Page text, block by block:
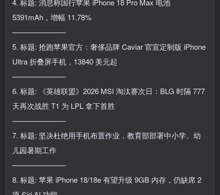
4. 标题: 消息称国行苹果 iPhone 18 Pro Max 电池
5391mAh，增幅 11.78%
———————-
5. 标题: 抢跑苹果官方：奢侈品牌 Caviar 官宣定制版 iPhone
Ultra 折叠屏手机，13840 美元起
———————-
6. 标题: 《英雄联盟》2026 MSI 淘汰赛次日：BLG 时隔 777
天再次战胜 T1 为 LPL 拿下首胜
———————-
7. 标题: 坚决杜绝用手机布置作业，教育部部署中小学、幼
儿园暑期工作
———————-
8. 标题: 苹果 iPhone 18/18e 有望升级 9GB 内存，仍缺席 2